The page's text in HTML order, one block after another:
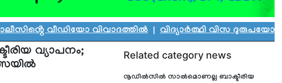
വിവാദത്തിൽ|വിദ്യാർത്ഥി വിസ ദുരുപയോഗം
വ്യാപനം;
Related category news
നൂഡില്‍സില്‍ സാല്‍മൊണല്ല ബാക്ടീരിയ